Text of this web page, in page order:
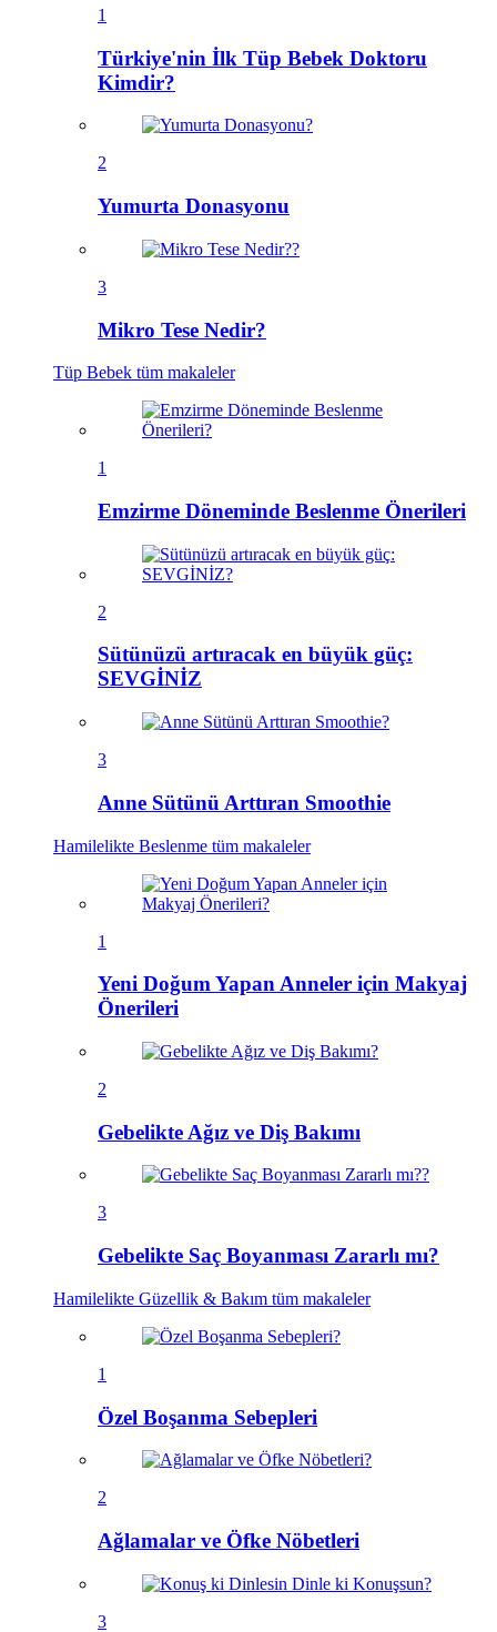
1
Türkiye'nin İlk Tüp Bebek Doktoru
Kimdir?
2
Yumurta Donasyonu
3
Mikro Tese Nedir?
Tüp Bebek tüm makaleler
1
Emzirme Döneminde Beslenme Önerileri
2
Sütünüzü artıracak en büyük güç:
SEVGİNİZ
3
Anne Sütünü Arttıran Smoothie
Hamilelikte Beslenme tüm makaleler
1
Yeni Doğum Yapan Anneler için Makyaj
Önerileri
2
Gebelikte Ağız ve Diş Bakımı
3
Gebelikte Saç Boyanması Zararlı mı?
Hamilelikte Güzellik & Bakım tüm makaleler
1
Özel Boşanma Sebepleri
2
Ağlamalar ve Öfke Nöbetleri
3